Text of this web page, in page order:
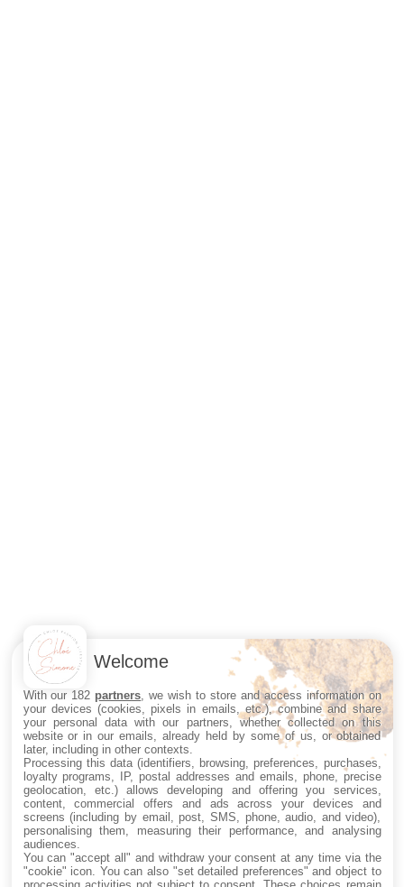
Welcome
With our 182 partners , we wish to store and access information on
your devices (cookies, pixels in emails, etc.), combine and share
your personal data with our partners, whether collected on this
website or in our emails, already held by some of us, or obtained
later, including in other contexts.
Processing this data (identifiers, browsing, preferences, purchases,
loyalty programs, IP, postal addresses and emails, phone, precise
geolocation, etc.) allows developing and offering you services,
content, commercial offers and ads across your devices and
screens (including by email, post, SMS, phone, audio, and video),
personalising them, measuring their performance, and analysing
audiences.
You can "accept all" and withdraw your consent at any time via the
"cookie" icon . You can also "set detailed preferences" and object to
processing activities not subject to consent. These choices remain